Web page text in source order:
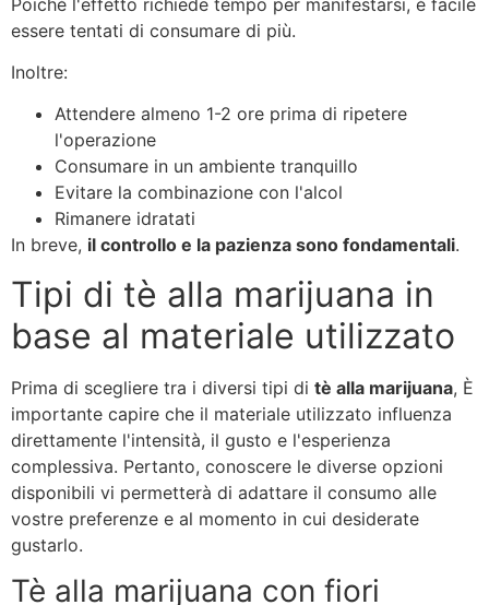
essere tentati di consumare di più.
Inoltre:
Attendere almeno 1-2 ore prima di ripetere
l'operazione
Consumare in un ambiente tranquillo
Evitare la combinazione con l'alcol
Rimanere idratati
In breve, il controllo e la pazienza sono fondamentali.
Tipi di tè alla marijuana in
base al materiale utilizzato
Prima di scegliere tra i diversi tipi di tè alla marijuana, È
importante capire che il materiale utilizzato influenza
direttamente l'intensità, il gusto e l'esperienza
complessiva. Pertanto, conoscere le diverse opzioni
disponibili vi permetterà di adattare il consumo alle
vostre preferenze e al momento in cui desiderate
gustarlo.
Tè alla marijuana con fiori